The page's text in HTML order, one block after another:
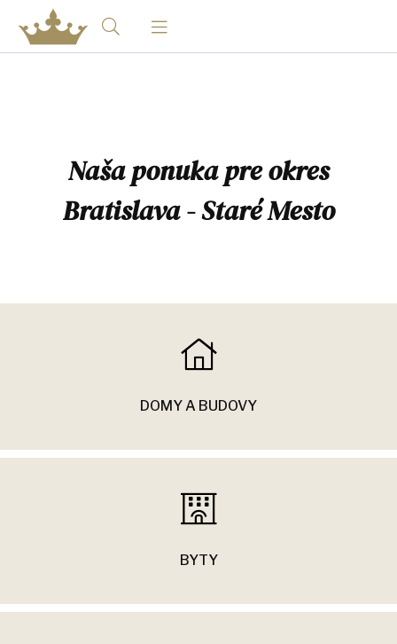
Naša ponuka pre okres
Bratislava - Staré Mesto
DOMY A BUDOVY
BYTY